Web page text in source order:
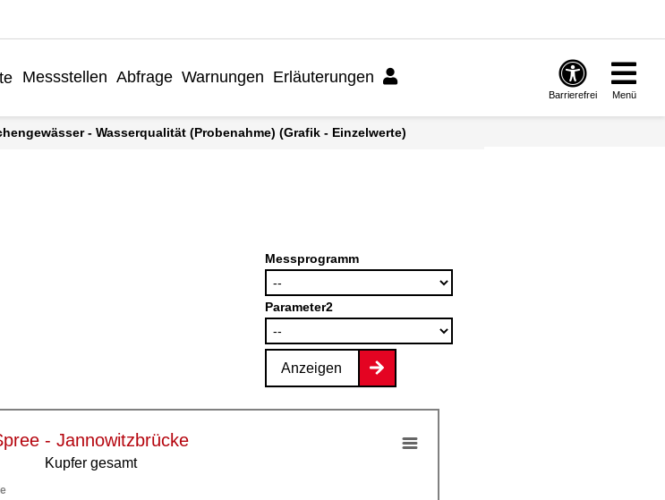
Messstellen Abfrage Warnungen Erläuterungen
Barrierefrei Menü
- Wasserqualität (Probenahme) (Grafik - Einzelwerte)
Messprogramm
Parameter2
Anzeigen
- Jannowitzbrücke
Kupfer gesamt